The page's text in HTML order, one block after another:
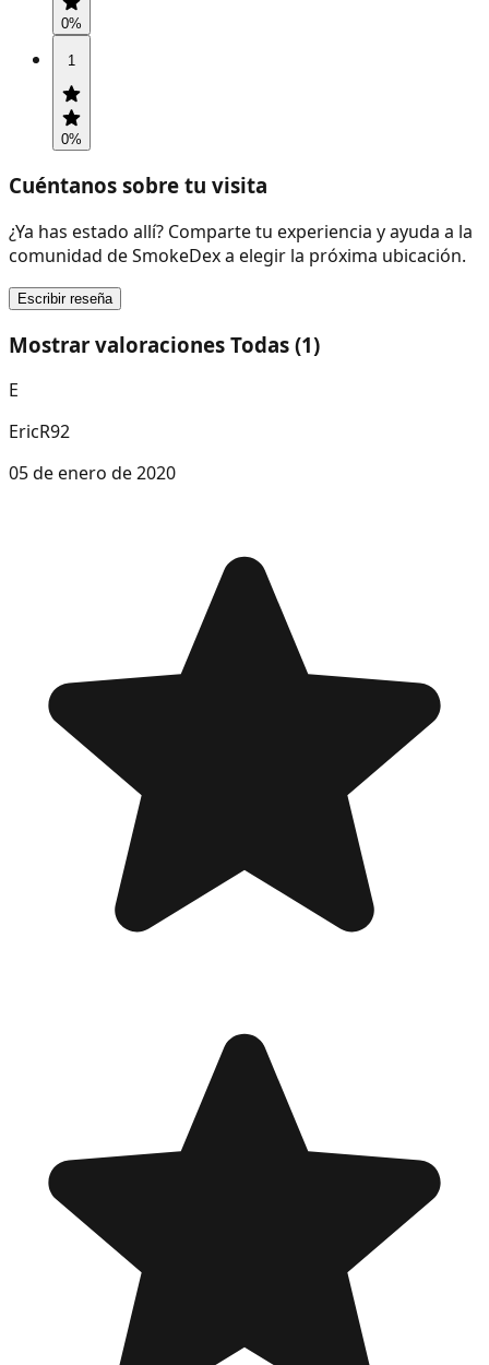
0%
1
0%
Cuéntanos sobre tu visita
¿Ya has estado allí? Comparte tu experiencia y ayuda a la
comunidad de SmokeDex a elegir la próxima ubicación.
Escribir reseña
Mostrar valoraciones Todas (1)
E
EricR92
05 de enero de 2020